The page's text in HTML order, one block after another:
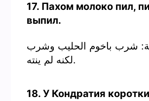
17. Пахом молоко пил,
выпил.
شرب باخوم الحليب وشرب
لكنه لم ينته.
18. У Кондратия